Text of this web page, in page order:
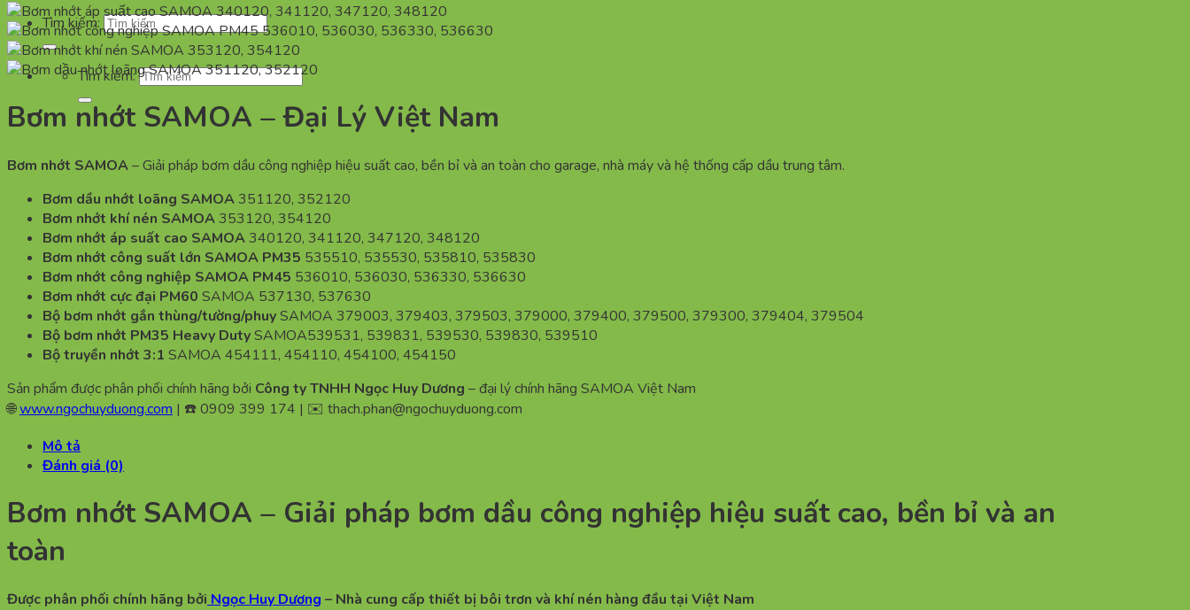
Tìm kiếm:
Tìm kiếm:
Bơm nhớt SAMOA – Đại Lý Việt Nam
Bơm nhớt SAMOA– Giải pháp bơm dầu công nghiệp hiệu suất cao, bền bỉ và an toàn cho garage, nhà máy và hệ thống cấp dầu trung tâm.
Bơm dầu nhớt loãng SAMOA351120, 352120
Bơm nhớt khí nén SAMOA353120, 354120
Bơm nhớt áp suất cao SAMOA340120, 341120, 347120, 348120
Bơm nhớt công suất lớn SAMOA PM35 535510, 535530, 535810, 535830
Bơm nhớt công nghiệp SAMOA PM45 536010, 536030, 536330, 536630
Bơm nhớt cực đại PM60 SAMOA 537130, 537630
Bộ bơm nhớt gắn thùng/tường/phuySAMOA 379003, 379403, 379503, 379000, 379400, 379500, 379300, 379404, 379504
Bộ bơm nhớt PM35 Heavy DutySAMOA539531, 539831, 539530, 539830, 539510
Bộ truyền nhớt 3:1 SAMOA 454111, 454110, 454100, 454150
Sản phẩm được phân phối chính hãng bởi Công ty TNHH Ngọc Huy Dương – đại lý chính hãng SAMOA Việt Nam
🌐www.ngochuyduong.com | ☎️ 0909 399 174 | ✉️ thach.phan@ngochuyduong.com
Mô tả
Đánh giá (0)
Bơm nhớt SAMOA – Giải pháp bơm dầu công nghiệp hiệu suất cao, bền bỉ và an
toàn
Được phân phối chính hãng bởi Ngọc Huy Dương – Nhà cung cấp thiết bị bôi trơn và khí nén hàng đầu tại Việt Nam